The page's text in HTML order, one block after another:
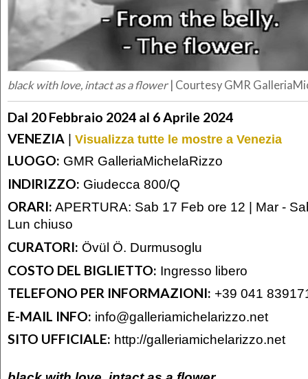
black with love, intact as a flower| Courtesy GMR
Dal 20 Febbraio 2024 al 6 Aprile 2024
VENEZIA | Visualizza tutte le mostre a Venezia
LUOGO: GMR GalleriaMichelaRizzo
INDIRIZZO: Giudecca 800/Q
ORARI: APERTURA: Sab 17 Feb ore 12 | Mar -
Lun chiuso
CURATORI: Övül Ö. Durmusoglu
COSTO DEL BIGLIETTO: Ingresso libero
TELEFONO PER INFORMAZIONI: +39 041
E-MAIL INFO: info@galleriamichelarizzo.net
SITO UFFICIALE: http://galleriamichelarizzo.net